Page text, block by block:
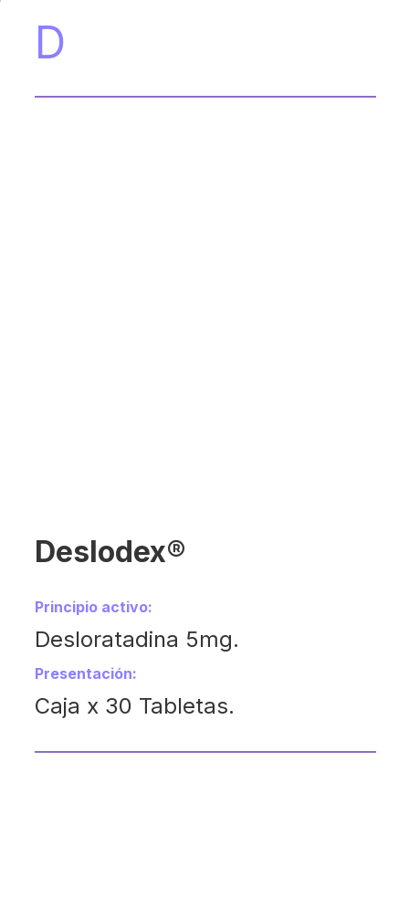
D
Deslodex®
Principio activo:
Desloratadina 5mg.
Presentación:
Caja x 30 Tabletas.